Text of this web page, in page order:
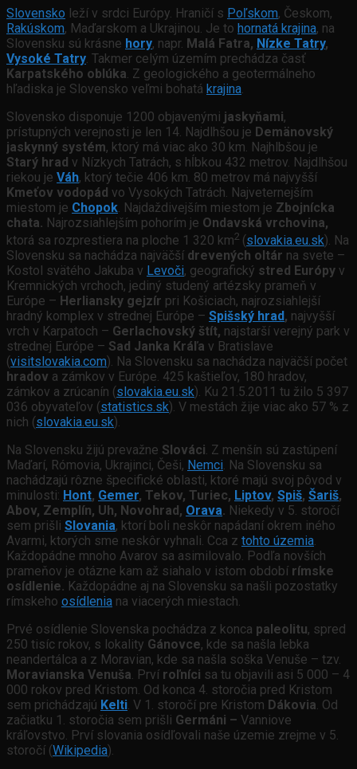
Slovensko leží v srdci Európy. Hraničí s Poľskom, Českom,
Rakúskom, Maďarskom a Ukrajinou. Je to hornatá krajina, na
Slovensku sú krásne hory, napr. Malá Fatra, Nízke Tatry,
Vysoké Tatry . Takmer celým územím prechádza časť
Karpatského oblúka . Z geologického a geotermálneho
hľadiska je Slovensko veľmi bohatá krajina
Slovensko disponuje 1200 objavenými jaskyňami,
prístupných verejnosti je len 14. Najdlhšou je Demänovský
jaskynný systém, ktorý má viac ako 30 km. Najhlbšou je
Starý hrad v Nízkych Tatrách, s hĺbkou 432 metrov. Najdlhšou
riekou je Váh, ktorý tečie 406 km. 80 metrov má najvyšší
Kmeťov vodopád vo Vysokých Tatrách. Najveternejším
miestom je Chopok . Najdaždivejším miestom je Zbojnícka
chata. Najrozsiahlejším pohorím je Ondavská vrchovina,
ktorá sa rozprestiera na ploche 1 320 km2 (slovakia.eu.sk). Na
Slovensku sa nachádza najväčší drevených oltár na svete –
Kostol svätého Jakuba v Levoči, geografický stred Európy v
Kremnických vrchoch, jediný studený artézsky prameň v
Európe – Herliansky gejzír pri Košiciach, najrozsiahlejší
hradný komplex v strednej Európe – Spišský hrad, najvyšší
vrch v Karpatoch – Gerlachovský štít, najstarší verejný park v
strednej Európe – Sad Janka Kráľa v Bratislave
(visitslovakia.com). Na Slovensku sa nachádza najväčší počet
hradov a zámkov v Európe. 425 kaštieľov, 180 hradov,
zámkov a zrúcanín (slovakia.eu.sk). Ku 21.5.2011 tu žilo 5 397
036 obyvateľov (statistics.sk). V mestách žije viac ako 57 % z
nich (slovakia.eu.sk).
Na Slovensku žijú prevažne Slováci. Z menšín sú zastúpení
Maďarí, Rómovia, Ukrajinci, Češi, Nemci. Na Slovensku sa
nachádzajú rôzne špecifické oblasti, ktoré majú svoj pôvod v
minulosti: Hont, Gemer, Tekov, Turiec, Liptov, Spiš, Šariš,
Abov, Zemplín, Uh, Novohrad, Orava. Niekedy v 5. storočí
sem prišli Slovania, ktorí boli neskôr napádaní okrem iného
Avarmi, ktorých sme neskôr vyhnali. Cca z tohto územia.
Každopádne mnoho Avarov sa asimilovalo. Podľa novších
prameňov je otázne kam až siahalo v istom období rímske
osídlenie. Každopádne aj na Slovensku sa našli pozostatky
rímskeho osídlenia na viacerých miestach.
Prvé osídlenie Slovenska pochádza z konca paleolitu, spred
250 tisíc rokov, s lokality Gánovce, kde sa našla lebka
neandertálca a z Moravian, kde sa našla soška Venuše – tzv.
Moravianska Venuša. Prví roľníci sa tu objavili asi 5 000 – 4
000 rokov pred Kristom. Od konca 4. storočia pred Kristom
sem prichádzajú Kelti. V 1. storočí pre Kristom Dákovia. Od
začiatku 1. storočia sem prišli Germáni – Vanniove
kráľovstvo. Prví slovania osídľovali naše územie zrejme v 5.
storočí (Wikipedia).